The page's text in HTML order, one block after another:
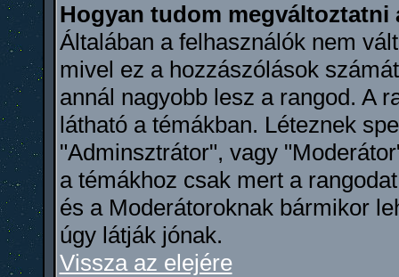
Hogyan tudom megváltoztatni
Általában a felhasználók nem
mivel ez a hozzászólások
annál nagyobb lesz a rangod. A
látható a témákban. Léteznek
"Adminsztrátor", vagy
a témákhoz csak mert a
és a Moderátoroknak bármikor
úgy látják jónak.
Vissza az elejére